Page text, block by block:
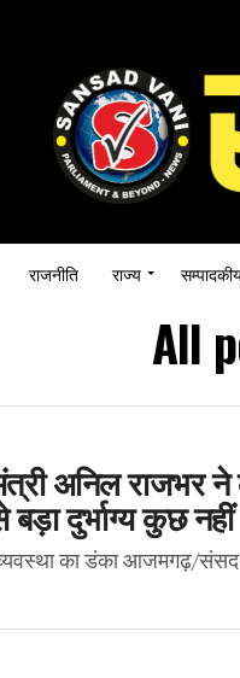
राजनीति राज्य
All
अनिल राजभर
दुर्भाग्य कुछ नहीं
व्यवस्था का डंका आजमगढ़/